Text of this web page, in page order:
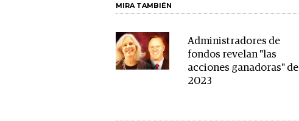
MIRA TAMBIÉN
Administradores de
fondos revelan "las
acciones ganadoras" de
2023